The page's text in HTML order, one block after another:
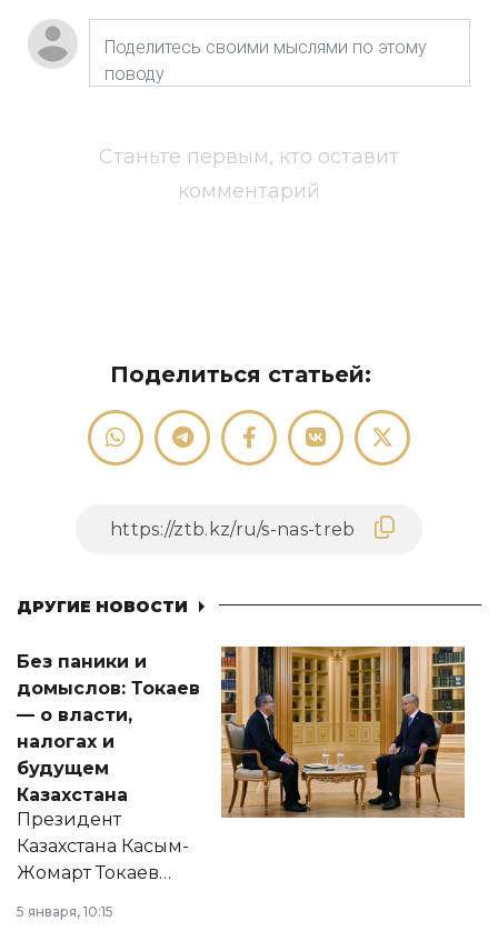
Станьте первым, кто оставит
комментарий
Поделиться статьей:
ДРУГИЕ НОВОСТИ
Без паники и
домыслов: Токаев
— о власти,
налогах и
будущем
Казахстана
Президент
Казахстана Касым-
Жомарт Токаев
сразу несколько
5 января, 10:15